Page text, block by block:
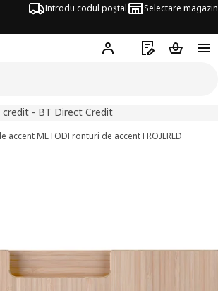
Introdu codul poștal Selectare magazin
Hej! Autentifică-te
Listă deCoșul de
- BT Direct Credit
accent METODFronturi de accent FRÖJERED